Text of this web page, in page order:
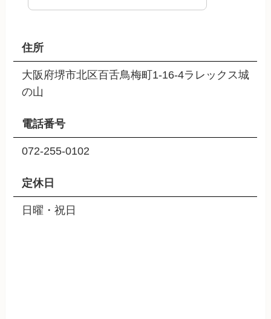
住所
大阪府堺市北区百舌鳥梅町1-16-4ラレックス城
の山
電話番号
072-255-0102
定休日
日曜・祝日